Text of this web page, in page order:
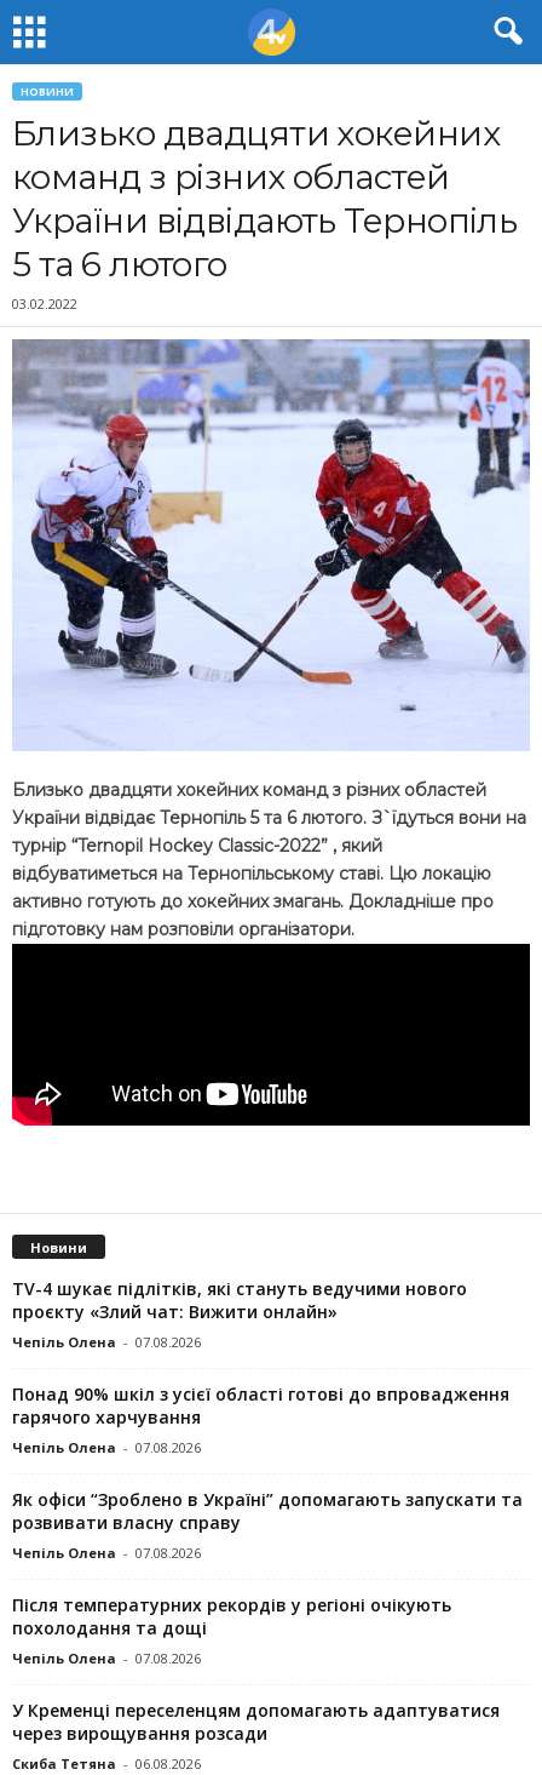
НОВИНИ
Близько двадцяти хокейних
команд з різних областей
України відвідають Тернопіль
5 та 6 лютого
03.02.2022
Близько двадцяти хокейних команд з різних областей
України відвідає Тернопіль 5 та 6 лютого. З`їдуться вони на
турнір “Ternopil Hockey Classic-2022” , який
відбуватиметься на Тернопільському ставі. Цю локацію
активно готують до хокейних змагань. Докладніше про
підготовку нам розповіли організатори.
Новини
TV-4 шукає підлітків, які стануть ведучими нового
проєкту «Злий чат: Вижити онлайн»
Чепіль Олена - 07.08.2026
Понад 90% шкіл з усієї області готові до впровадження
гарячого харчування
Чепіль Олена - 07.08.2026
Як офіси “Зроблено в Україні” допомагають запускaти та
розвивати власну справу
Чепіль Олена - 07.08.2026
Після температурних рекордів у регіоні очікують
похолодання та дощі
Чепіль Олена - 07.08.2026
У Кременці переселенцям допомагають адаптуватися
через вирощування розсади
Скиба Тетяна - 06.08.2026